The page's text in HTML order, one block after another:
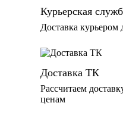
Курьерская
Доставка курьером
Доставка ТК
Рассчитаем
ценам